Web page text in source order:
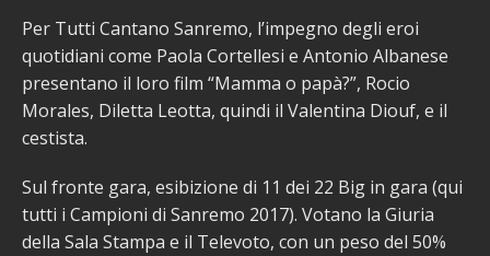
Per Tutti Cantano Sanremo, l’impegno degli eroi
quotidiani come Paola Cortellesi e Antonio Albanese
presentano il loro film “Mamma o papà?”, Rocio
Morales, Diletta Leotta, quindi il Valentina Diouf, e il
cestista.
Sul fronte gara, esibizione di 11 dei 22 Big in gara (qui
tutti i Campioni di Sanremo 2017). Votano la Giuria
della Sala Stampa e il Televoto, con un peso del 50%